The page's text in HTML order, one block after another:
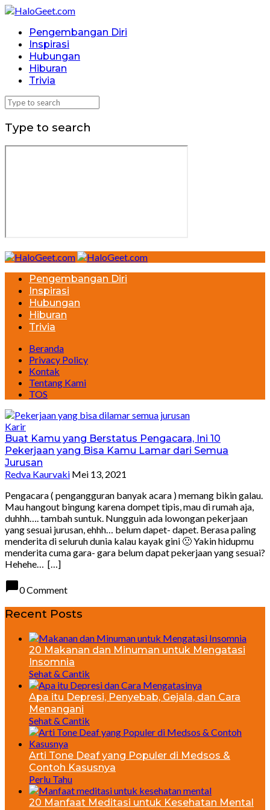
Pengembangan Diri
Inspirasi
Hubungan
Hiburan
Trivia
Type to search
Pengembangan Diri
Inspirasi
Hubungan
Hiburan
Trivia
Beranda
Privacy Policy
Kontak
Tentang Kami
TOS
Karir
Buat Kamu yang Berstatus Pengacara, Ini 10
Pekerjaan yang Bisa Kamu Lamar dari Semua
Jurusan
Redva Kaurvaki Mei 13, 2021
Pengacara ( pengangguran banyak acara ) memang bikin galau.
Mau hangout bingung karena dompet tipis, mau di rumah aja,
duhhh…. tambah suntuk. Nungguin ada lowongan pekerjaan
yang sesuai jurusan, ehhh… belum dapet- dapet. Berasa paling
menderita di seluruh dunia kalau kayak gini 🙁 Yakin hidupmu
menderita cuma gara- gara belum dapat pekerjaan yang sesuai?
Hehehe… […]
chat_bubble0 Comment
Recent Posts
20 Makanan dan Minuman untuk Mengatasi
Insomnia
Sehat & Cantik
Apa itu Depresi, Penyebab, Gejala, dan Cara
Menangani
Sehat & Cantik
Arti Tone Deaf yang Populer di Medsos &
Contoh Kasusnya
Perlu Tahu
20 Manfaat Meditasi untuk Kesehatan Mental